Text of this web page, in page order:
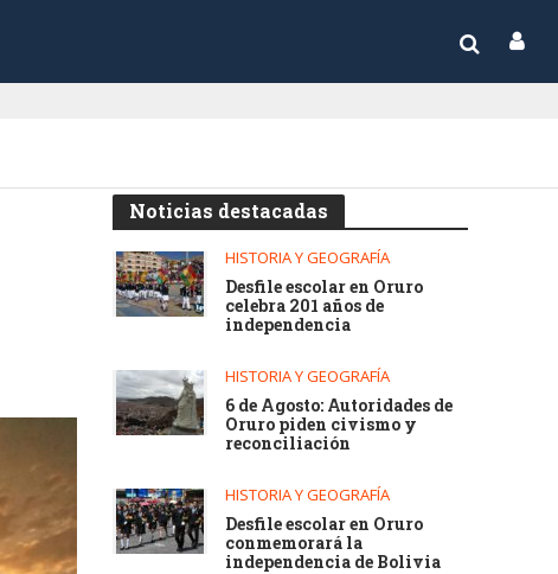
Noticias destacadas
HISTORIA Y GEOGRAFÍA
Desfile escolar en Oruro
celebra 201 años de
independencia
HISTORIA Y GEOGRAFÍA
6 de Agosto: Autoridades de
Oruro piden civismo y
reconciliación
HISTORIA Y GEOGRAFÍA
Desfile escolar en Oruro
conmemorará la
independencia de Bolivia